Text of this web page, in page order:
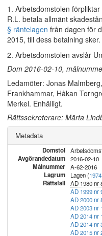
1. Arbetsdomstolen
R.L. betala allmänt
§ räntelagen från dagen för
2015, till dess betalning sker.
2. Arbetsdomstolen avslår
Dom 2016-02-10,
Ledamöter: Jonas
Frankhammar, Håkan
Merkel. Enhälligt.
Rättssekreterare: Märta
Metadata
Domstol
Avgörandedatum 2016-02-10
Målnummer A-62-2016
Lagrum Lagen (
Rättsfall
AD 1980 nr
AD 1999 nr
AD 2000 nr
AD 2003 nr
AD 2014 nr
AD 2014 nr
AD 2015 nr